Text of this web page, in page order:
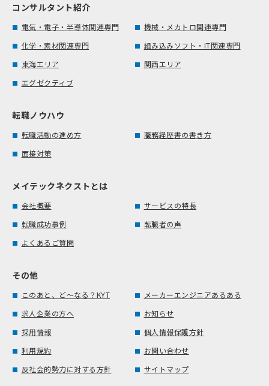
コンサルタント紹介
電気・電子・半導体関連専門
機械・メカトロ関連専門
化学・素材関連専門
組み込みソフト・IT関連専門
東海エリア
関西エリア
エグゼクティブ
転職ノウハウ
転職活動の進め方
職務経歴書の書き方
面接対策
メイテックネクストとは
会社概要
サービスの特長
転職成功事例
転職者の声
よくあるご質問
その他
このあと、ど～なる？KYT
メーカーエンジニアあるある
求人企業の方へ
お知らせ
採用情報
個人情報保護方針
利用規約
お問い合わせ
反社会的勢力に対する方針
サイトマップ